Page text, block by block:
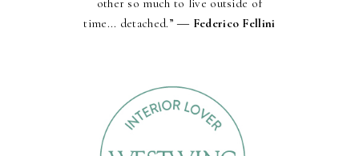
time... detached.” ― Federico Fellini